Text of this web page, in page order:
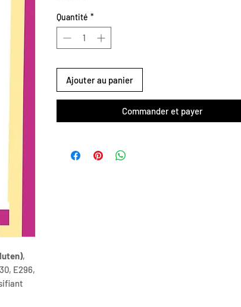
,
E296,
Quantité *
Ajouter au panier
Commander et payer